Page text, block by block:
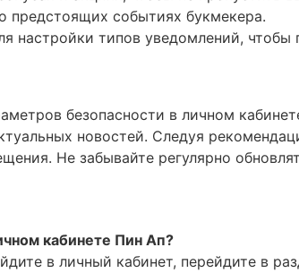
предстоящих событиях букмекера.
настройки типов уведомлений,
безопасности в личном
новостей. Следуя
Не забывайте регулярно
кабинете Пин Ап?
в личный кабинет, перейдите в